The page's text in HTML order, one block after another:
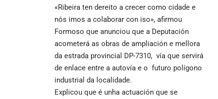
«Ribeira ten dereito a crecer como cidade e
nós imos a colaborar con iso», afirmou
Formoso que anunciou que a Deputación
acometerá as obras de ampliación e mellora
da estrada provincial DP-7310, vía que servirá
de enlace entre a autovía e o futuro polígono
industrial da localidade.
Explicou que é unha actuación que se